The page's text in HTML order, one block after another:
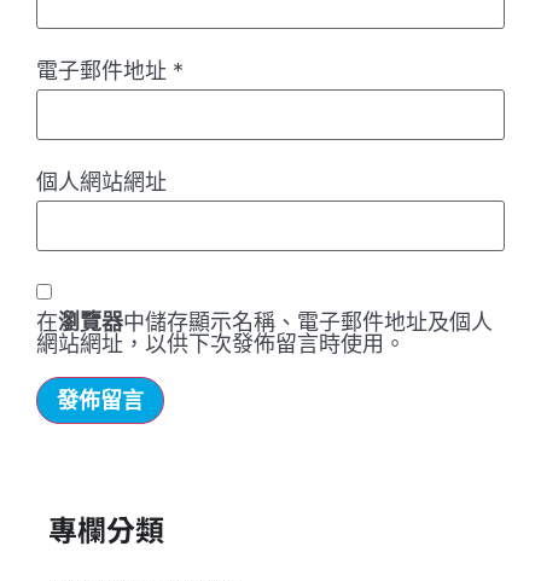
電子郵件地址 *
個人網站網址
在瀏覽器中儲存顯示名稱、電子郵件地址及個人
網站網址，以供下次發佈留言時使用。
專欄分類